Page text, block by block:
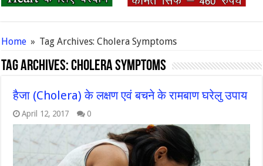
Home » Tag Archives: Cholera Symptoms
Tag Archives:Cholera Symptoms
हैजा (Cholera) के लक्षण एवं बचने के रामबाण घरेलु उपाय
April 12, 2017 0